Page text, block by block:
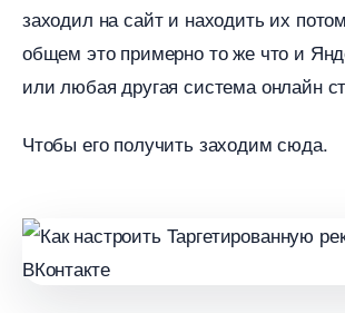
заходил на сайт и находить их
общем это примерно то же что и
или любая другая система онлайн
Чтобы его получить заходим сюда.